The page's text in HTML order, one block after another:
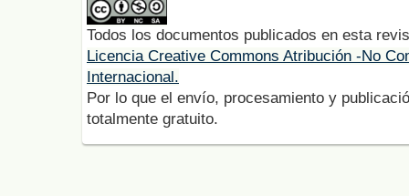
Todos los documentos publicados en esta
Licencia Creative Commons Atribución -No
Internacional.
Por lo que el envío, procesamiento y
totalmente gratuito.